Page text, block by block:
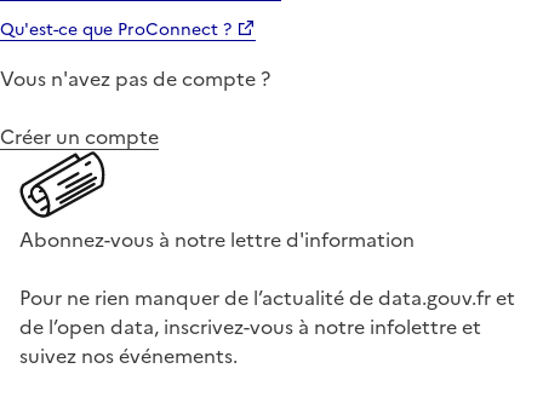
Qu'est-ce que ProConnect ?
Vous n'avez pas de compte ?
Créer un compte
Abonnez-vous à notre lettre d'information
Pour ne rien manquer de l’actualité de data.gouv.fr et
de l’open data, inscrivez-vous à notre infolettre et
suivez nos événements.